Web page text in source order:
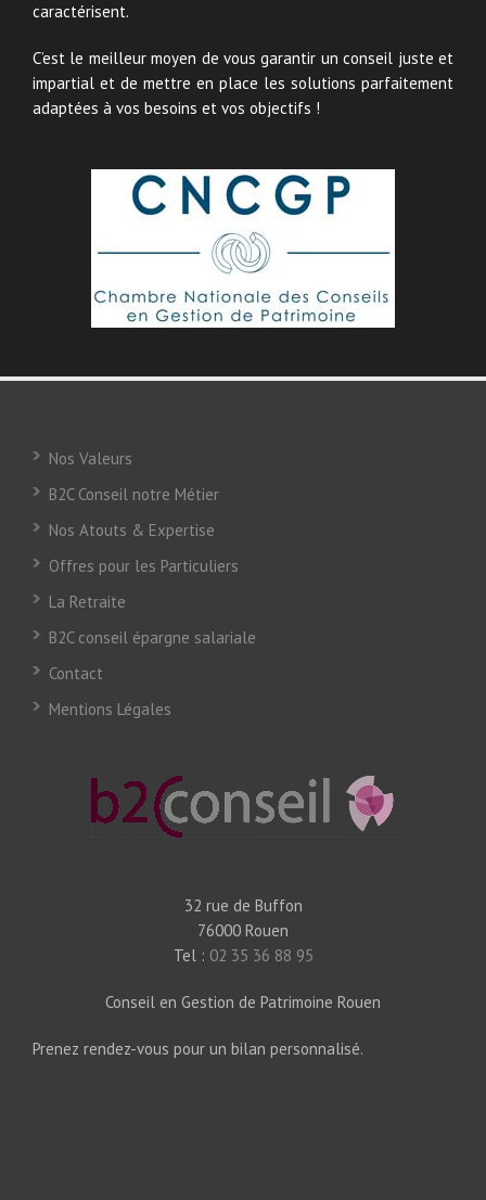
caractérisent.
C’est le meilleur moyen de vous garantir un conseil juste et
impartial et de mettre en place les solutions parfaitement
adaptées à vos besoins et vos objectifs !
Nos Valeurs
B2C Conseil notre Métier
Nos Atouts & Expertise
Offres pour les Particuliers
La Retraite
B2C conseil épargne salariale
Contact
Mentions Légales
32 rue de Buffon
76000 Rouen
Tel : 02 35 36 88 95
Conseil en Gestion de Patrimoine Rouen
Prenez rendez-vous pour un bilan personnalisé.